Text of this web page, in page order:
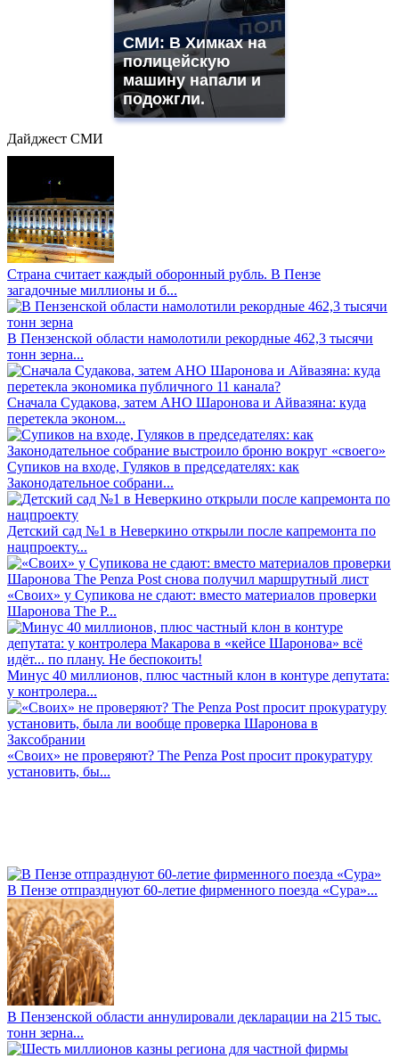
СМИ: В Химках на
полицейскую
машину напали и
подожгли.
Дайджест СМИ
Страна считает каждый оборонный рубль. В Пензе
загадочные миллионы и б...
В Пензенской области намолотили рекордные 462,3 тысячи
тонн зерна...
Сначала Судакова, затем АНО Шаронова и Айвазяна: куда
перетекла эконом...
Супиков на входе, Гуляков в председателях: как
Законодательное собрани...
Детский сад №1 в Неверкино открыли после капремонта по
нацпроекту...
«Своих» у Супикова не сдают: вместо материалов проверки
Шаронова The P...
Минус 40 миллионов, плюс частный клон в контуре депутата:
у контролера...
«Своих» не проверяют? The Penza Post просит прокуратуру
установить, бы...
В Пензе отпразднуют 60-летие фирменного поезда «Сура»...
В Пензенской области аннулировали декларации на 215 тыс.
тонн зерна...